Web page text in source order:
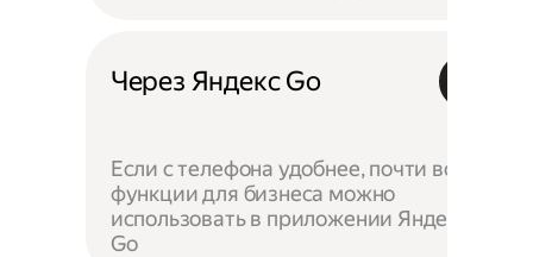
Через Яндекс Go
Если с телефона удобнее, почти все
функции для бизнеса можно
использовать в приложении Яндекс
Go